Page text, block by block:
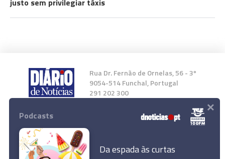
justo sem privilegiar táxis
Rua Dr. Fernão de Ornelas, 56 - 3º
9054-514 Funchal, Portugal
291 202 300
Instale a nossa App
Podcasts
Da espada às curtas
×